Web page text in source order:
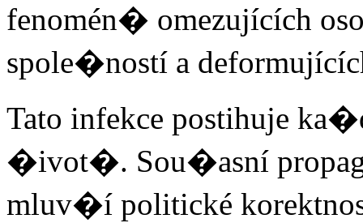
fenomén� omezujících
spole�ností a
Tato infekce postihuje
�ivot�. Sou�asní
mluv�í politické